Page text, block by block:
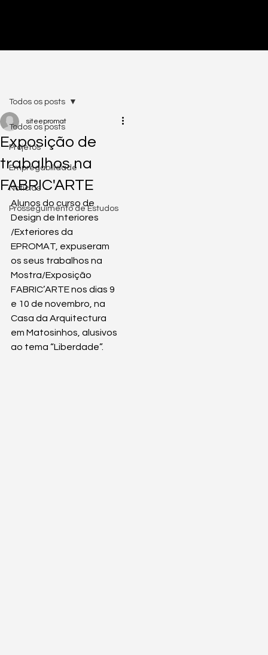
Todos os posts
Projetos
Empregabilidade
Notícias
Prosseguimento de Estudos
Todos os posts
Exposição de
trabalhos na
FABRIC'ARTE
siteepromat
Alunos do curso de
Design de Interiores
/Exteriores da
EPROMAT, expuseram
os seus trabalhos na
Mostra/Exposição
FABRIC’ARTE nos dias 9
e 10 de novembro, na
Casa da Arquitectura
em Matosinhos, alusivos
ao tema “Liberdade”.